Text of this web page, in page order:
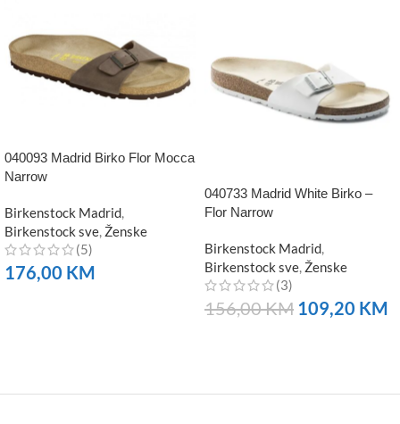
040093 Madrid Birko Flor Mocca
Narrow
Birkenstock Madrid,
Birkenstock sve, Ženske
(5)
176,00 KM
040733 Madrid White Birko –
Flor Narrow
Birkenstock Madrid,
Birkenstock sve, Ženske
(3)
156,00KM 109,20 KM